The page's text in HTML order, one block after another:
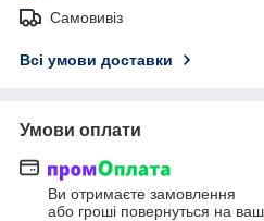
Самовивіз
Всі умови доставки
Умови оплати
Ви отримаєте замовлення
або гроші повернуться на